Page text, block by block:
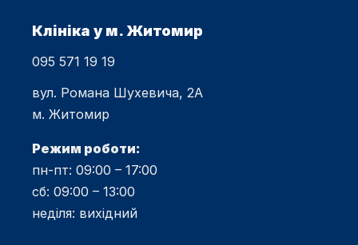
Клініка у м. Житомир
095 571 19 19
вул. Романа Шухевича, 2А
м. Житомир
Режим роботи:
пн-пт: 09:00 – 17:00
сб: 09:00 – 13:00
неділя: вихідний